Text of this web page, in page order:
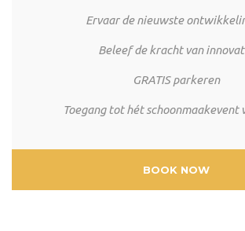
Ervaar de nieuwste
Beleef de kracht van
GRATIS parkeren
Toegang tot hét schoonmaakevent
BOOK NOW